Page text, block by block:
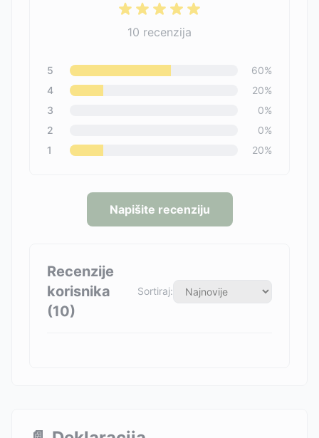
10 recenzija
5 60%
4
20%
3
0%
2
0%
1
20%
Napišite recenziju
Recenzije
korisnika
(10)
Sortiraj: